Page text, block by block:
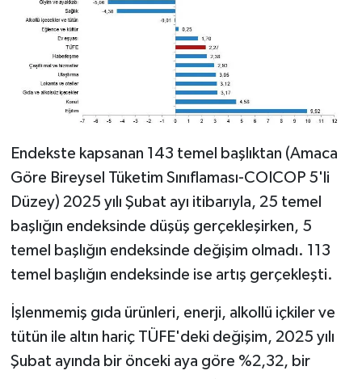
Endekste kapsanan 143 temel başlıktan (Amaca
Göre Bireysel Tüketim Sınıflaması-COICOP 5'li
Düzey) 2025 yılı Şubat ayı itibarıyla, 25 temel
başlığın endeksinde düşüş gerçekleşirken, 5
temel başlığın endeksinde değişim olmadı. 113
temel başlığın endeksinde ise artış gerçekleşti.
İşlenmemiş gıda ürünleri, enerji, alkollü içkiler ve
tütün ile altın hariç TÜFE'deki değişim, 2025 yılı
Şubat ayında bir önceki aya göre %2,32, bir